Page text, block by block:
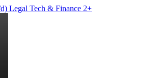
Legal Tech & Finance 2+